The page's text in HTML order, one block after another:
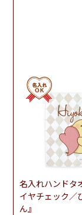
名入れハンドタ
イヤチェック／
ん』